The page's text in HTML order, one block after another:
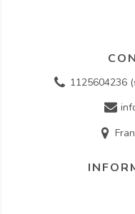
1125604236